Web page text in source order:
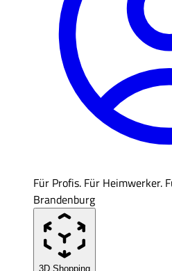
Für Profis. Für Heimwerker.
Brandenburg
3D Shopping